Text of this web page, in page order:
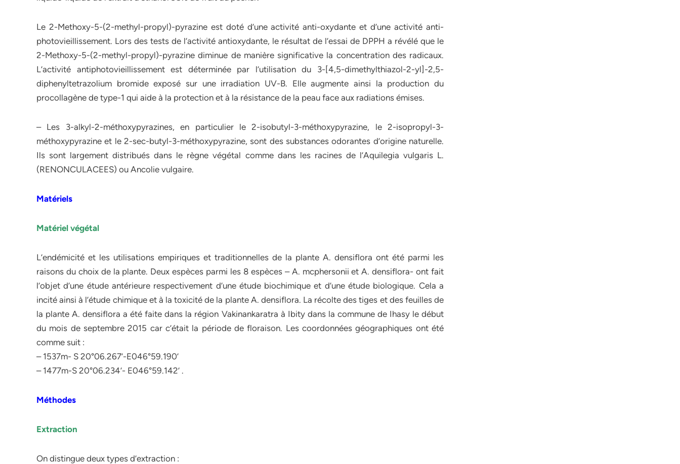
Le 2-Methoxy-5-(2-methyl-propyl)-pyrazine est doté d’une activité anti-oxydante et d’une activité anti-
photovieillissement. Lors des tests de l’activité antioxydante, le résultat de l’essai de DPPH a révélé que le
2-Methoxy-5-(2-methyl-propyl)-pyrazine diminue de manière significative la concentration des radicaux.
L’activité antiphotovieillissement est déterminée par l’utilisation du 3-[4,5-dimethylthiazol-2-yl]-2,5-
diphenyltetrazolium bromide exposé sur une irradiation UV-B. Elle augmente ainsi la production du
procollagène de type-1 qui aide à la protection et à la résistance de la peau face aux radiations émises.
– Les 3-alkyl-2-méthoxypyrazines, en particulier le 2-isobutyl-3-méthoxypyrazine, le 2-isopropyl-3-
méthoxypyrazine et le 2-sec-butyl-3-méthoxypyrazine, sont des substances odorantes d’origine naturelle.
Ils sont largement distribués dans le règne végétal comme dans les racines de l’Aquilegia vulgaris L.
(RENONCULACEES) ou Ancolie vulgaire.
Matériels
Matériel végétal
L’endémicité et les utilisations empiriques et traditionnelles de la plante A. densiflora ont été parmi les
raisons du choix de la plante. Deux espèces parmi les 8 espèces – A. mcphersonii et A. densiflora- ont fait
l’objet d’une étude antérieure respectivement d’une étude biochimique et d’une étude biologique. Cela a
incité ainsi à l’étude chimique et à la toxicité de la plante A. densiflora. La récolte des tiges et des feuilles de
la plante A. densiflora a été faite dans la région Vakinankaratra à Ibity dans la commune de Ihasy le début
du mois de septembre 2015 car c’était la période de floraison. Les coordonnées géographiques ont été
comme suit :
– 1537m- S 20°06.267’-E046°59.190’
– 1477m-S 20°06.234’- E046°59.142’ .
Méthodes
Extraction
On distingue deux types d’extraction :